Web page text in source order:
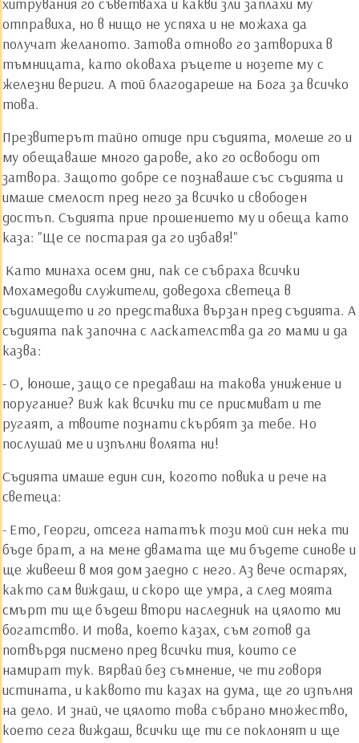
отправиха, но в нищо не успяха и не можаха да
получат желаното. Затова отново го затвориха в
тъмницата, като оковаха ръцете и нозете му с
железни вериги. А той благодареше на Бога за всичко
това.
Презвитерът тайно отиде при съдията, молеше го и
му обещаваше много дарове, ако го освободи от
затвора. Защото добре се познаваше със съдията и
имаше смелост пред него за всичко и свободен
достъп. Съдията прие прошението му и обеща като
каза: "Ще се постарая да го избавя!"
Като минаха осем дни, пак се събраха всички
Мохамедови служители, доведоха светеца в
съдилището и го представиха вързан пред съдията. А
съдията пак започна с ласкателства да го мами и да
казва:
- О, юноше, защо се предаваш на такова унижение и
поругание? Виж как всички ти се присмиват и те
ругаят, а твоите познати скърбят за тебе. Но
послушай ме и изпълни волята ни!
Съдията имаше един син, когото повика и рече на
светеца:
- Ето, Георги, отсега нататък този мой син нека ти
бъде брат, а на мене двамата ще ми бъдете синове и
ще живееш в моя дом заедно с него. Аз вече остарях,
както сам виждаш, и скоро ще умра, а след моята
смърт ти ще бъдеш втори наследник на цялото ми
богатство. И това, което казах, съм готов да
потвърдя писмено пред всички тия, които се
намират тук. Вярвай без съмнение, че ти говоря
истината, и каквото ти казах на дума, ще го изпълня
на дело. И знай, че цялото това събрано множество,
което сега виждаш, всички ще ти се поклонят и ще